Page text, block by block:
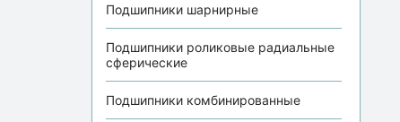
Подшипники шарнирные
Подшипники роликовые радиальные
сферические
Подшипники комбинированные